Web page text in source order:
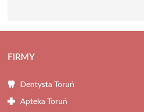
FIRMY
Dentysta Toruń
Apteka Toruń